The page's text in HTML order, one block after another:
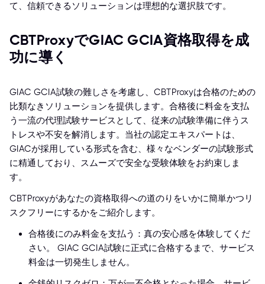
て、信頼できるソリューションは理想的な選択肢です。
CBTProxyでGIAC GCIA資格取得を成
功に導く
GIAC GCIA試験の難しさを考慮し、CBTProxyは合格のための
比類なきソリューションを提供します。合格後に料金を支払
う一流の代理試験サービスとして、従来の試験準備に伴うス
トレスや不安を解消します。当社の認定エキスパートは、
GIACが採用している形式を含む、様々なベンダーの試験形式
に精通しており、スムーズで安全な受験体験をお約束しま
す。
CBTProxyがあなたの資格取得への道のりをいかに簡単かつリ
スクフリーにするかをご紹介します。
合格後にのみ料金を支払う：真の安心感を体験してくだ
さい。 GIAC GCIA試験に正式に合格するまで、サービス
料金は一切発生しません。